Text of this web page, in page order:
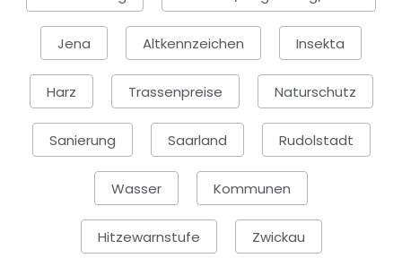
Jena Altkennzeichen Insekta
Harz Trassenpreise Naturschutz
Sanierung Saarland Rudolstadt
Wasser Kommunen
Hitzewarnstufe Zwickau